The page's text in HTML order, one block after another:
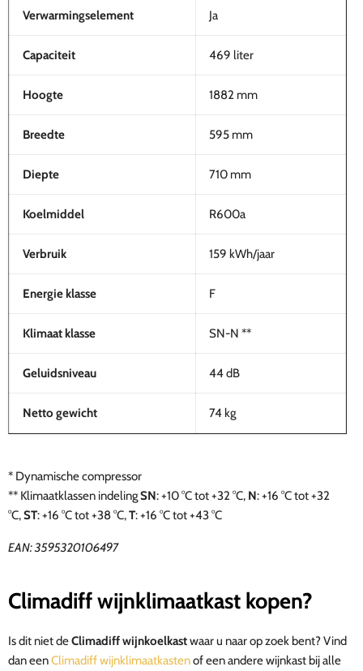
Verwarmingselement Ja
Capaciteit 469 liter
Hoogte 1882 mm
Breedte 595 mm
Diepte 710 mm
Koelmiddel R600a
Verbruik 159 kWh/jaar
Energie klasse F
Klimaat klasse SN-N **
Geluidsniveau 44 dB
Netto gewicht 74 kg
* Dynamische compressor
** Klimaatklassen indelingSN: +10 °C tot +32 °C, N: +16 °C tot +32
°C,ST: +16 °C tot +38 °C,T: +16 °C tot +43 °C
EAN: 3595320106497
Climadiffwijnklimaatkast kopen?
Is dit niet deClimadiff wijnkoelkastwaar u naar op zoek bent? Vind
dan eenClimadiff wijnklimaatkastenof een andere wijnkast bij alle